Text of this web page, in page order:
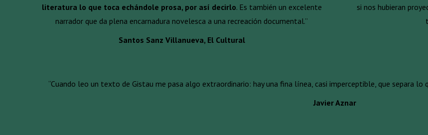
literatura lo que toca echándole prosa, por así decirlo. Es también un excelente
narrador que da plena encarnadura novelesca a una recreación documental.”
Santos Sanz Villanueva, El Cultural
si nos hubieran
“Cuando leo un texto de Gistau me pasa algo extraordinario: hay una fina línea, casi imperceptible, que separa
Javier Aznar